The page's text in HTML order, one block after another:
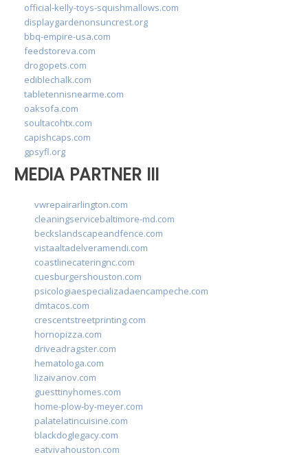
official-kelly-toys-squishmallows.com
displaygardenonsuncrest.org
bbq-empire-usa.com
feedstoreva.com
drogopets.com
ediblechalk.com
tabletennisnearme.com
oaksofa.com
soultacohtx.com
capishcaps.com
gpsyfl.org
MEDIA PARTNER III
vwrepairarlington.com
cleaningservicebaltimore-md.com
beckslandscapeandfence.com
vistaaltadelveramendi.com
coastlinecateringnc.com
cuesburgershouston.com
psicologiaespecializadaencampeche.com
dmtacos.com
crescentstreetprinting.com
hornopizza.com
driveadragster.com
hematologa.com
lizaivanov.com
guesttinyhomes.com
home-plow-by-meyer.com
palatelatincuisine.com
blackdoglegacy.com
eatvivahouston.com